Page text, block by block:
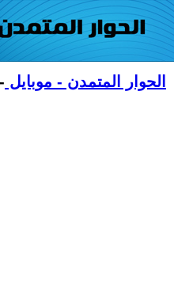
الحوار المتمدن - موبايل -